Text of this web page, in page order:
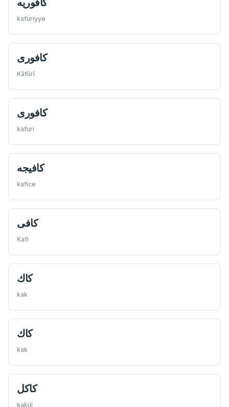
kafuriyye
كافوری
Kâfûrî
كافوری
kafuri
كافيجه
kafice
كافی
Kafi
كاك
kak
كاك
kak
كاكل
kakül